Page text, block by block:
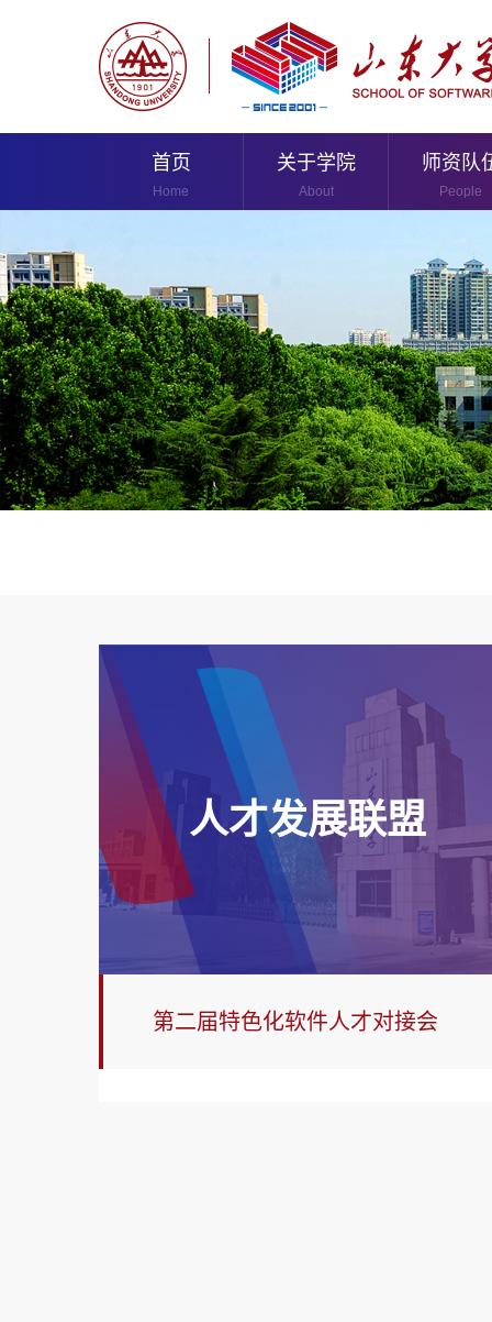
首页
Home
关于学院
About
师资队
People
人才发展联盟
第二届特色化软件人才对接会